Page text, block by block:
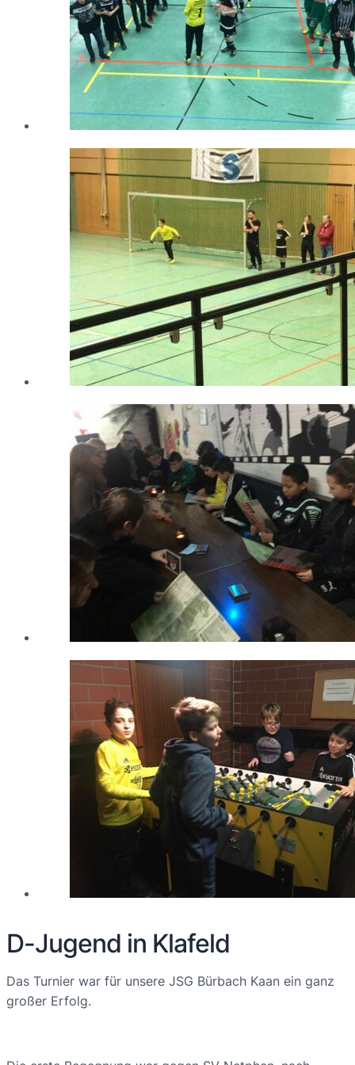
D-Jugend in Klafeld
Das Turnier war für unsere JSG Bürbach Kaan ein ganz
großer Erfolg.